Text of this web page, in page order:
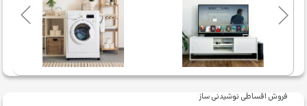
فروش اقساطی نوشیدنی ساز